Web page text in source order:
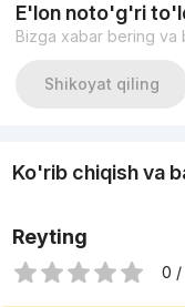
С лифтом
Цена: 235 000 y.e./
E'lon noto'g'ri
Bizga xabar bering va
Shikoyat qiling
Ko'rib chiqish va
Reyting
0 /